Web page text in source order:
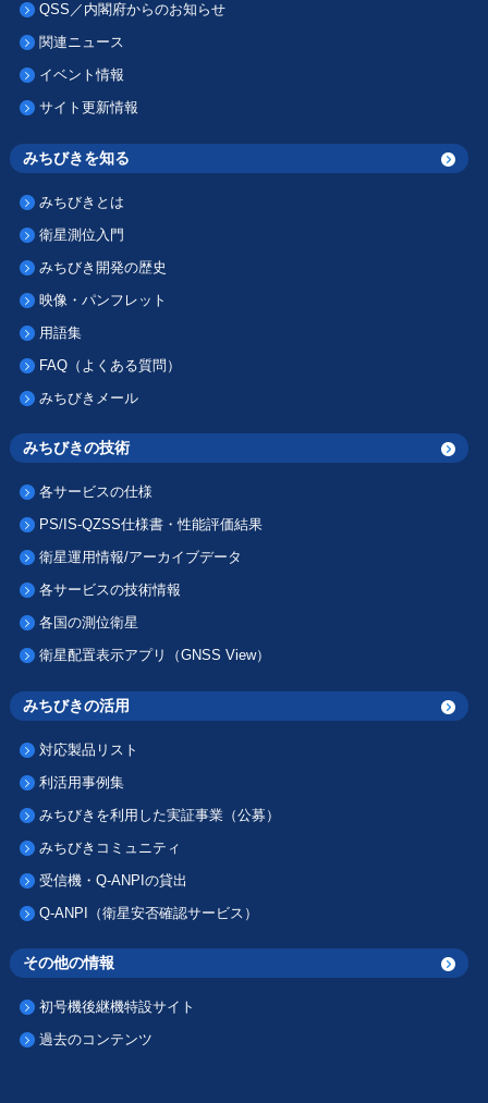
QSS／内閣府からのお知らせ
関連ニュース
イベント情報
サイト更新情報
みちびきを知る
みちびきとは
衛星測位入門
みちびき開発の歴史
映像・パンフレット
用語集
FAQ（よくある質問）
みちびきメール
みちびきの技術
各サービスの仕様
PS/IS-QZSS仕様書・性能評価結果
衛星運用情報/アーカイブデータ
各サービスの技術情報
各国の測位衛星
衛星配置表示アプリ（GNSS View）
みちびきの活用
対応製品リスト
利活用事例集
みちびきを利用した実証事業（公募）
みちびきコミュニティ
受信機・Q-ANPIの貸出
Q-ANPI（衛星安否確認サービス）
その他の情報
初号機後継機特設サイト
過去のコンテンツ